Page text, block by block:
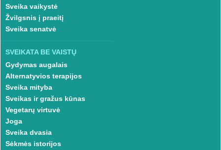
Sveika vaikystė
Žvilgsnis į praeitį
Sveika senatvė
SVEIKATA BE VAISTŲ
Gydymas augalais
Alternatyvios terapijos
Sveika mityba
Sveikas ir gražus kūnas
Vegetarų virtuvė
Joga
Sveika dvasia
Sėkmės istorijos